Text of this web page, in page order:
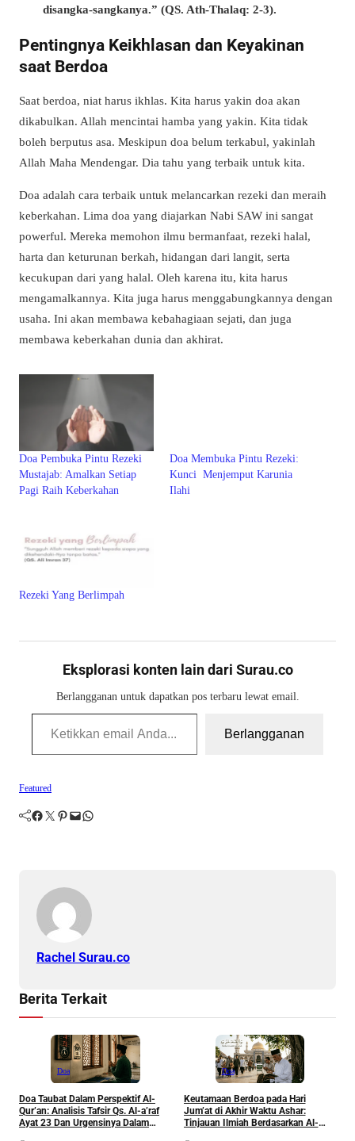
disangka-sangkanya.” (QS. Ath-Thalaq: 2-3).
Pentingnya Keikhlasan dan Keyakinan
saat Berdoa
Saat berdoa, niat harus ikhlas. Kita harus yakin doa akan
dikabulkan. Allah mencintai hamba yang yakin. Kita tidak
boleh berputus asa. Meskipun doa belum terkabul, yakinlah
Allah Maha Mendengar. Dia tahu yang terbaik untuk kita.
Doa adalah cara terbaik untuk melancarkan rezeki dan meraih
keberkahan. Lima doa yang diajarkan Nabi SAW ini sangat
powerful. Mereka memohon ilmu bermanfaat, rezeki halal,
harta dan keturunan berkah, hidangan dari langit, serta
kecukupan dari yang halal. Oleh karena itu, kita harus
mengamalkannya. Kita juga harus menggabungkannya dengan
usaha. Ini akan membawa kebahagiaan sejati, dan juga
membawa keberkahan dunia dan akhirat.
Doa Pembuka Pintu Rezeki
Mustajab: Amalkan Setiap
Pagi Raih Keberkahan
Doa Membuka Pintu Rezeki:
Kunci Menjemput Karunia
Ilahi
Rezeki Yang Berlimpah
Eksplorasi konten lain dari Surau.co
Berlangganan untuk dapatkan pos terbaru lewat email.
Ketikkan email Anda...
Berlangganan
Featured
Facebook Twitter Pinterest Mail WhatsApp
Rachel Surau.co
Berita Terkait
Doa
Doa Taubat Dalam Perspektif Al-
Qur’an: Analisis Tafsir Qs. Al-a’raf
Ayat 23 Dan Urgensinya Dalam
Doa
Keutamaan Berdoa pada Hari
Jum’at di Akhir Waktu Ashar:
Tinjauan Ilmiah Berdasarkan Al-